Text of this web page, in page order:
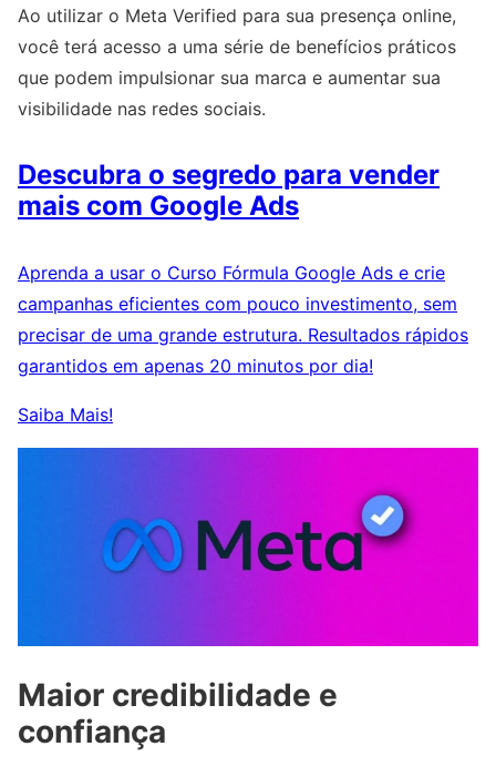
Ao utilizar o Meta Verified para sua presença online,
você terá acesso a uma série de benefícios práticos
que podem impulsionar sua marca e aumentar sua
visibilidade nas redes sociais.
Descubra o segredo para vender
mais com Google Ads
Aprenda a usar o Curso Fórmula Google Ads e crie
campanhas eficientes com pouco investimento, sem
precisar de uma grande estrutura. Resultados rápidos
garantidos em apenas 20 minutos por dia!
Saiba Mais!
Maior credibilidade e
confiança